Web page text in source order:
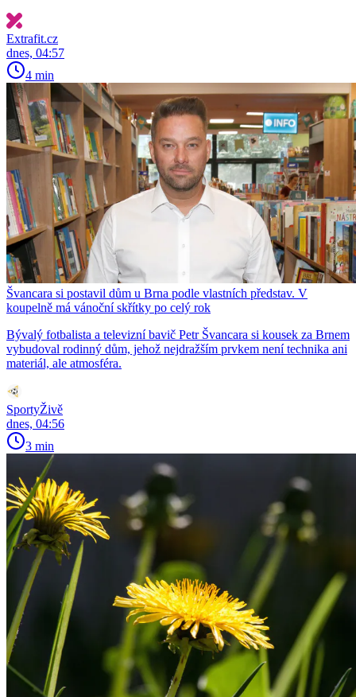
Extrafit.cz
dnes, 04:57
4 min
Švancara si postavil dům u Brna podle vlastních představ. V
koupelně má vánoční skřítky po celý rok
Bývalý fotbalista a televizní bavič Petr Švancara si kousek za Brnem
vybudoval rodinný dům, jehož nejdražším prvkem není technika ani
materiál, ale atmosféra.
SportyŽivě
dnes, 04:56
3 min